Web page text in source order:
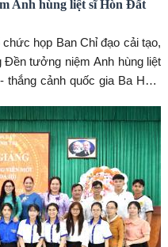
Anh hùng liệt sĩ Hòn Đất
họp Ban Chỉ đạo cải tạo,
Đền tưởng niệm Anh hùng liệt
cảnh quốc gia Ba Hòn.
chí Nguyễn Văn Phương,
Sở Văn hóa và Thể thao tỉnh
Phó Bí thư Đảng ủy, Chủ
đạo cùng lãnh đạo Trung
tâm Dịch vụ tổng hợp xã,